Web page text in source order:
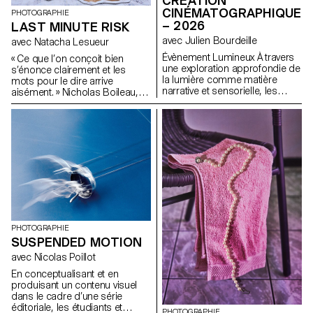
PHOTOGRAPHIE
LAST MINUTE RISK
avec Natacha Lesueur
« Ce que l’on conçoit bien
s’énonce clairement et les
mots pour le dire arrive
aisément. » Nicholas Boileau,
l’art poétique. A l’heure où les
dernière année de formation à
l’ECAL, alors que leurs intérêts
et méthodes se dessinent, il
s’agit de profiter de ce dernier
projet pour remettre en cause
ses propres règles, acquis, et
influences, de ne pas s’en
satisfaire et de prendre des
risques.
CINÉMATOGRAPHIQUE
– 2026
avec Julien Bourdeille
Évènement Lumineux À travers
une exploration approfondie de
la lumière comme matière
narrative et sensorielle, les
étudiants de première année
ont réalisé un film au format
court sur le thème « Événement
lumineux ». Ce projet les amène
à apprendre à mener un projet
audiovisuel complet tout en
s’appropriant les outils de
tournage, de cadrage et de
mouvement caméra.
PHOTOGRAPHIE
SUSPENDED MOTION
avec Nicolas Poillot
En conceptualisant et en
produisant un contenu visuel
dans le cadre d’une série
éditoriale, les étudiants et